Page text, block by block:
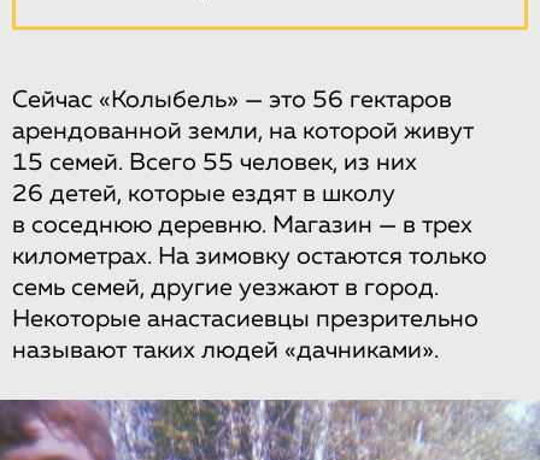
Сейчас «Колыбель» — это 56 гектаров
арендованной земли, на которой живут
15 семей. Всего 55 человек, из них
26 детей, которые ездят в школу
в соседнюю деревню. Магазин — в трех
километрах. На зимовку остаются только
семь семей, другие уезжают в город.
Некоторые анастасиевцы презрительно
называют таких людей «дачниками».